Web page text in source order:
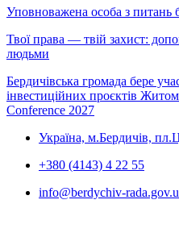
Уповноважена особа з питань
Твої права — твій захист:
людьми
Бердичівська громада бере
інвестиційних проєктів
Conference 2027
Україна, м.Бердичів,
+380 (4143) 4 22 55
info@berdychiv-